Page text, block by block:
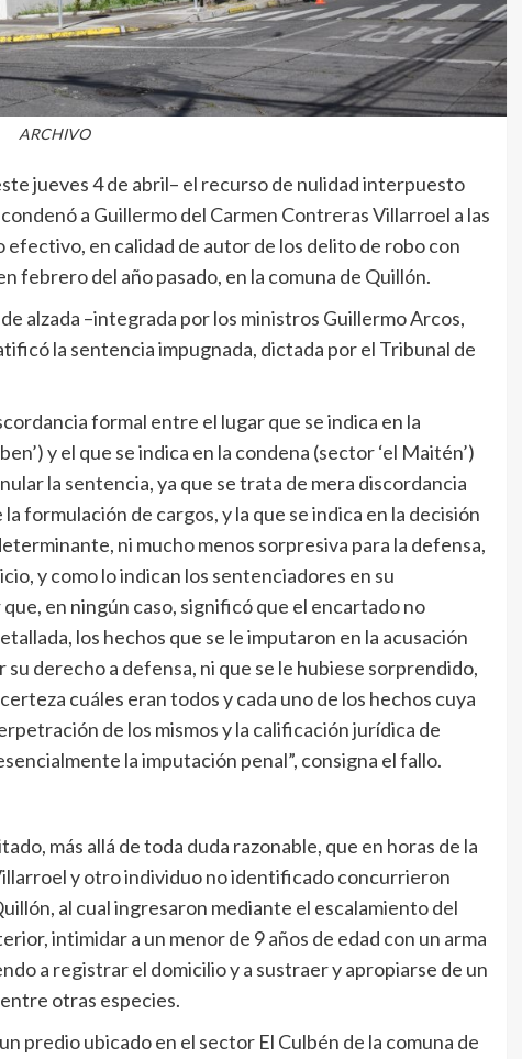
ARCHIVO
jueves 4 de abril– el recurso de nulidad interpuesto
a Guillermo del Carmen Contreras Villarroel a las
efectivo, en calidad de autor de los delito de robo con
febrero del año pasado, en la comuna de Quillón.
alzada –integrada por los ministros Guillermo Arcos,
la sentencia impugnada, dictada por el Tribunal de
formal entre el lugar que se indica en la
y el que se indica en la condena (sector ‘el Maitén’)
la sentencia, ya que se trata de mera discordancia
formulación de cargos, y la que se indica en la decisión
ni mucho menos sorpresiva para la defensa,
y como lo indican los sentenciadores en su
en ningún caso, significó que el encartado no
los hechos que se le imputaron en la acusación
derecho a defensa, ni que se le hubiese sorprendido,
cuáles eran todos y cada uno de los hechos cuya
de los mismos y la calificación jurídica de
la imputación penal”, consigna el fallo.
más allá de toda duda razonable, que en horas de la
y otro individuo no identificado concurrieron
al cual ingresaron mediante el escalamiento del
intimidar a un menor de 9 años de edad con un arma
a registrar el domicilio y a sustraer y apropiarse de un
otras especies.
predio ubicado en el sector El Culbén de la comuna de